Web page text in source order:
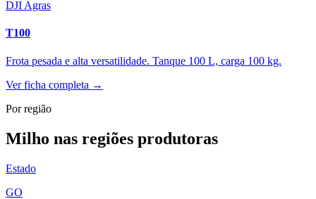
DJI Agras
T100
Frota pesada e alta versatilidade. Tanque 100 L, carga 100 kg.
Ver ficha completa →
Por região
Milho nas regiões produtoras
Estado
GO